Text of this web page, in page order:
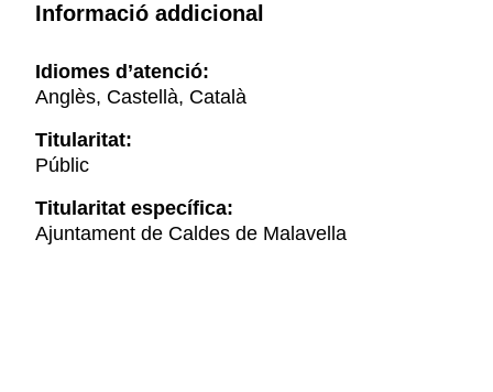
Informació addicional
Idiomes d’atenció:
Anglès, Castellà, Català
Titularitat:
Públic
Titularitat específica:
Ajuntament de Caldes de Malavella